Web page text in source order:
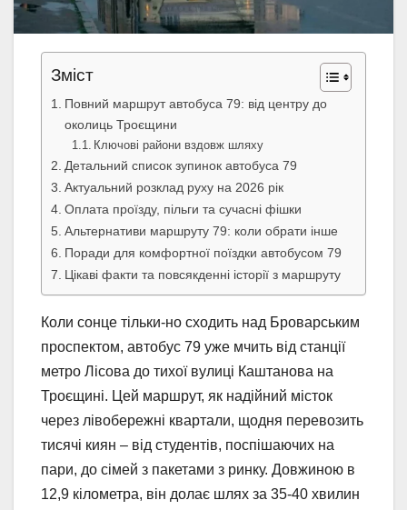
Зміст
Повний маршрут автобуса 79: від центру до
околиць Троєщини
Ключові райони вздовж шляху
Детальний список зупинок автобуса 79
Актуальний розклад руху на 2026 рік
Оплата проїзду, пільги та сучасні фішки
Альтернативи маршруту 79: коли обрати інше
Поради для комфортної поїздки автобусом 79
Цікаві факти та повсякденні історії з маршруту
Коли сонце тільки-но сходить над Броварським
проспектом, автобус 79 уже мчить від станції
метро Лісова до тихої вулиці Каштанова на
Троєщині. Цей маршрут, як надійний місток
через лівобережні квартали, щодня перевозить
тисячі киян – від студентів, поспішаючих на
пари, до сімей з пакетами з ринку. Довжиною в
12,9 кілометра, він долає шлях за 35-40 хвилин